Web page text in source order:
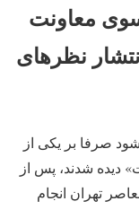
سوی معاونت
نظرهای
صرفا بر یکی از
دیده شدند، پس از
تهران انجام